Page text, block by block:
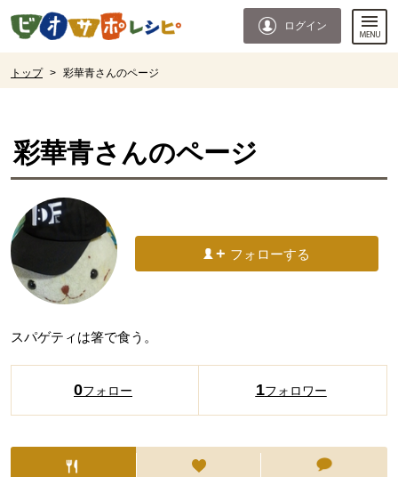
ページの先頭です。
ログイン
トップ > 彩華青さんのページ
彩華青さんのページ
フォローする
スパゲティは箸で食う。
0フォロー 1フォロワー